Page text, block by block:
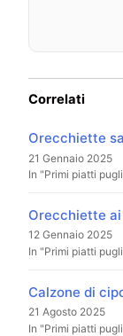
Correlati
Orecchiette
21 Gennaio 2025
In "Primi piatti
Orecchiette
12 Gennaio 2025
In "Primi piatti
Calzone di
21 Agosto 2025
In "Primi piatti